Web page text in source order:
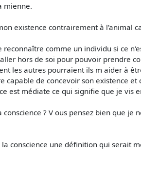
mienne.
existence contrairement à
reconnaître comme un individu si ce
hors de soi pour pouvoir prendre
les autres pourraient ils m aider à
capable de concevoir son existence
est médiate ce qui signifie que je vis
conscience ? V ous pensez bien que
conscience une définition qui serait